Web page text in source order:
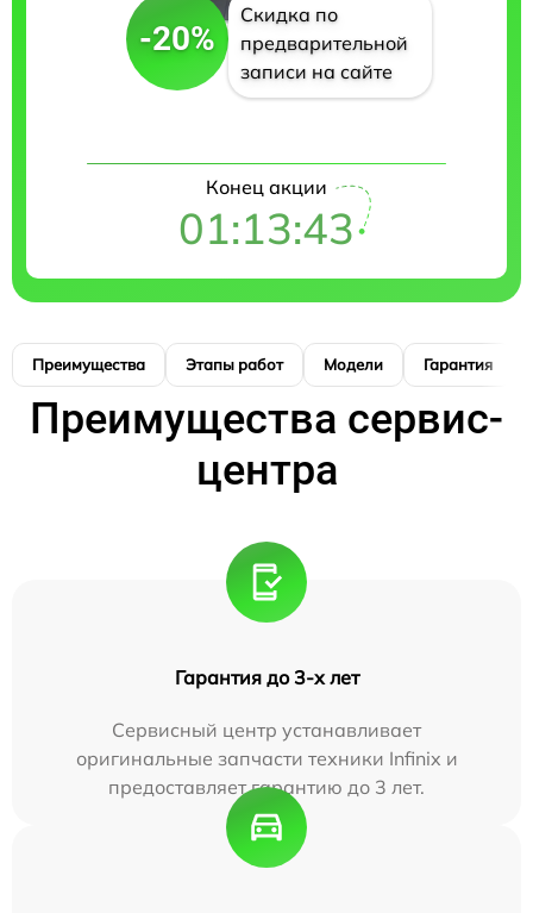
-20%
Скидка по
предварительной
записи на сайте
Конец акции
01:13:42
Преимущества Этапы работ Модели Гарантия
Преимущества сервис-
центра
Гарантия до 3-х лет
Сервисный центр устанавливает
оригинальные запчасти техники Infinix и
предоставляет гарантию до 3 лет.